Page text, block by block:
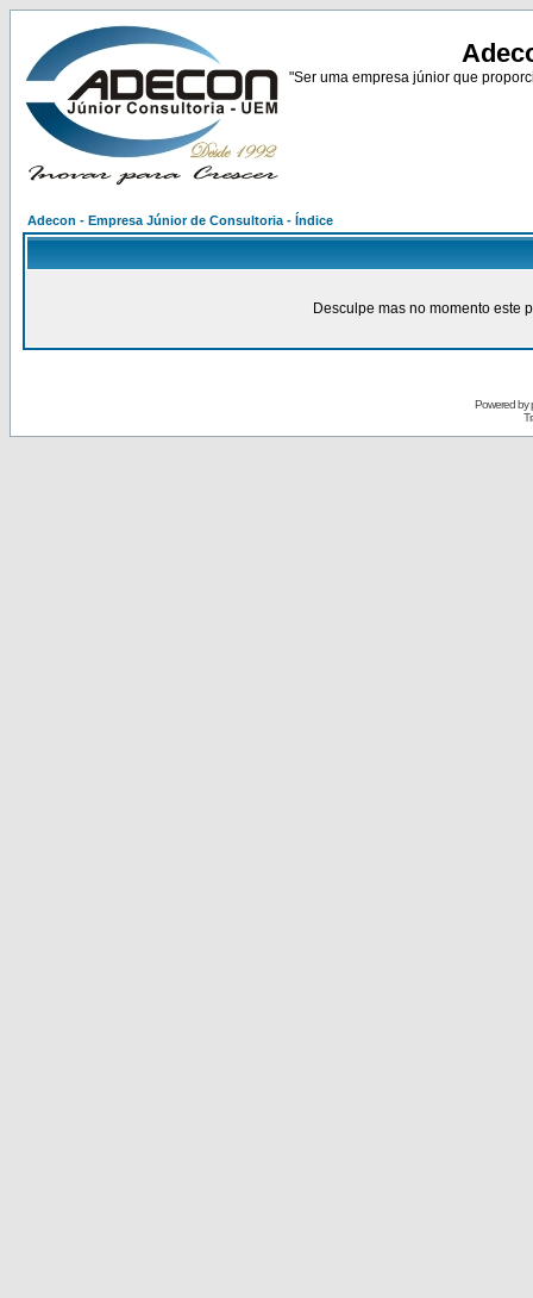
"Ser uma empresa júnior que
Adecon - Empresa Júnior de Consultoria - Índice
Desculpe mas no momento este
Powered by